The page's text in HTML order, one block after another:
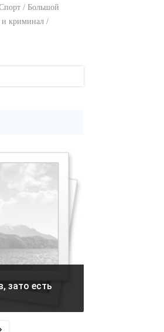
/ Большой
и криминал /